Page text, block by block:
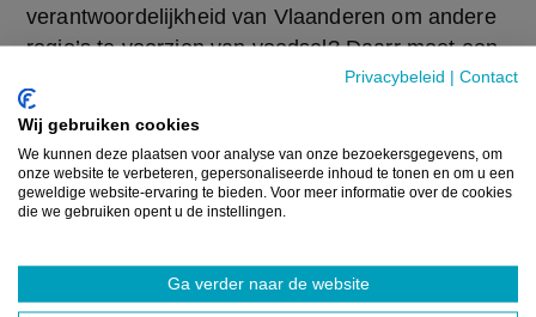
Privacybeleid | Contact
Wij gebruiken cookies
We kunnen deze plaatsen voor analyse van onze bezoekersgegevens, om
onze website te verbeteren, gepersonaliseerde inhoud te tonen en om u een
geweldige website-ervaring te bieden. Voor meer informatie over de cookies
die we gebruiken opent u de instellingen.
Ga verder naar de website
verantwoordelijkheid van Vlaanderen om andere
regio’s te voorzien van voedsel? Daarr moet een
De manier waarop sommige
politici, natuur- en
milieuorganisaties en media
gebruiken om zich te profileren, is